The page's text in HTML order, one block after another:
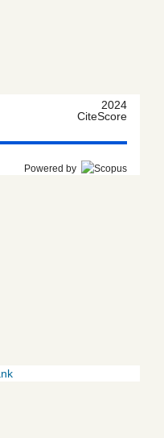
2024
CiteScore
Powered by